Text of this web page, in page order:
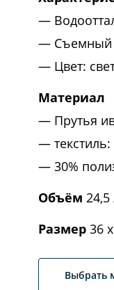
Съемный
Цвет:
Материал
Прутья
30%
Объём 24,5
Размер 36
Выбрать